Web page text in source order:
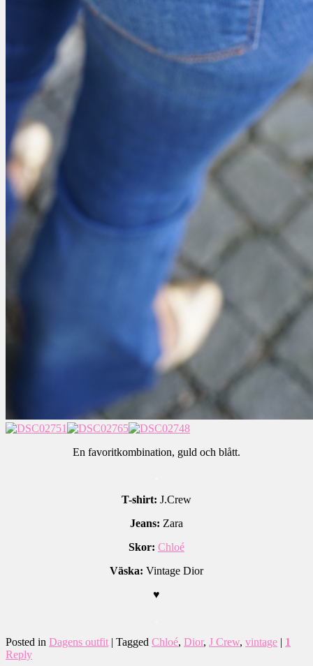
En favoritkombination, guld och blått.
T-shirt: J.Crew
Jeans: Zara
Skor: Chloé
Väska: Vintage Dior
♥
Posted in Dagens outfit | Tagged Chloé, Dior, J Crew, vintage | 1
Reply